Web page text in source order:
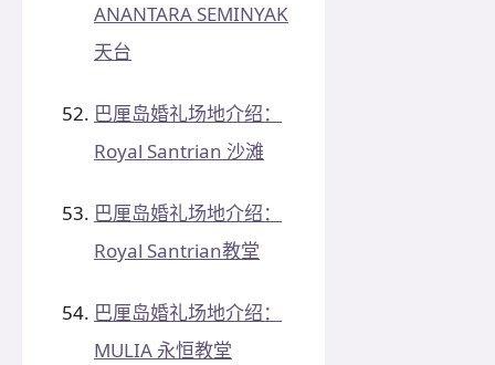
ANANTARA SEMINYAK
天台
巴厘岛婚礼场地介绍：
Royal Santrian 沙滩
巴厘岛婚礼场地介绍：
Royal Santrian教堂
巴厘岛婚礼场地介绍：
MULIA 永恒教堂